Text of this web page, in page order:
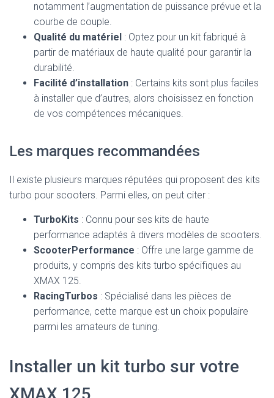
notamment l’augmentation de puissance prévue et la
courbe de couple.
Qualité du matériel : Optez pour un kit fabriqué à
partir de matériaux de haute qualité pour garantir la
durabilité.
Facilité d’installation : Certains kits sont plus faciles
à installer que d’autres, alors choisissez en fonction
de vos compétences mécaniques.
Les marques recommandées
Il existe plusieurs marques réputées qui proposent des kits
turbo pour scooters. Parmi elles, on peut citer :
TurboKits : Connu pour ses kits de haute
performance adaptés à divers modèles de scooters.
ScooterPerformance : Offre une large gamme de
produits, y compris des kits turbo spécifiques au
XMAX 125.
RacingTurbos : Spécialisé dans les pièces de
performance, cette marque est un choix populaire
parmi les amateurs de tuning.
Installer un kit turbo sur votre